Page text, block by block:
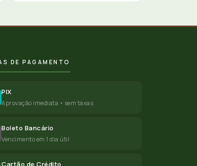
DE PAGAMENTO
PIX
Aprovação imediata • sem taxas
Boleto Bancário
Vencimento em 1 dia útil
Cartão de Crédito